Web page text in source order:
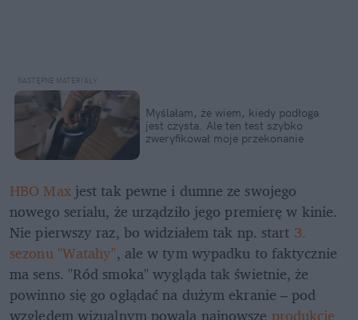
Myślałam, że wiem, kiedy podłoga
jest czysta. Ale ten test szybko
zweryfikował moje przekonanie
HBO Max jest tak pewne i dumne ze swojego
nowego serialu, że urządziło jego premierę w kinie.
Nie pierwszy raz, bo widziałem tak np. start 3.
sezonu "Watahy", ale w tym wypadku to faktycznie
ma sens. "Ród smoka" wygląda tak świetnie, że
powinno się go oglądać na dużym ekranie – pod
względem wizualnym powala najnowsze produkcje